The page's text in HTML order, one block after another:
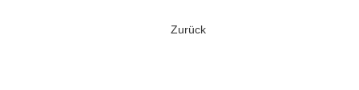
Zurück